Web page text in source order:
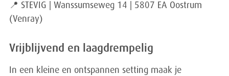
📍 STEVIG | Wanssumseweg 14 | 5807 EA Oostrum
(Venray)
Vrijblijvend en laagdrempelig
In een kleine en ontspannen setting maak je